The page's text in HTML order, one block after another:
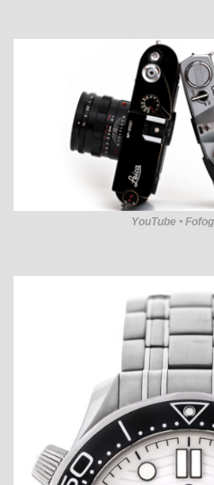
YouTube •